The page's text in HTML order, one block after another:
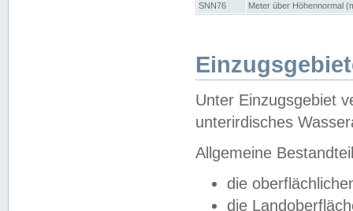
SNN76
Meter über Höhennormal
Unter Einzugsgebiet
unterirdisches
Allgemeine
die
die